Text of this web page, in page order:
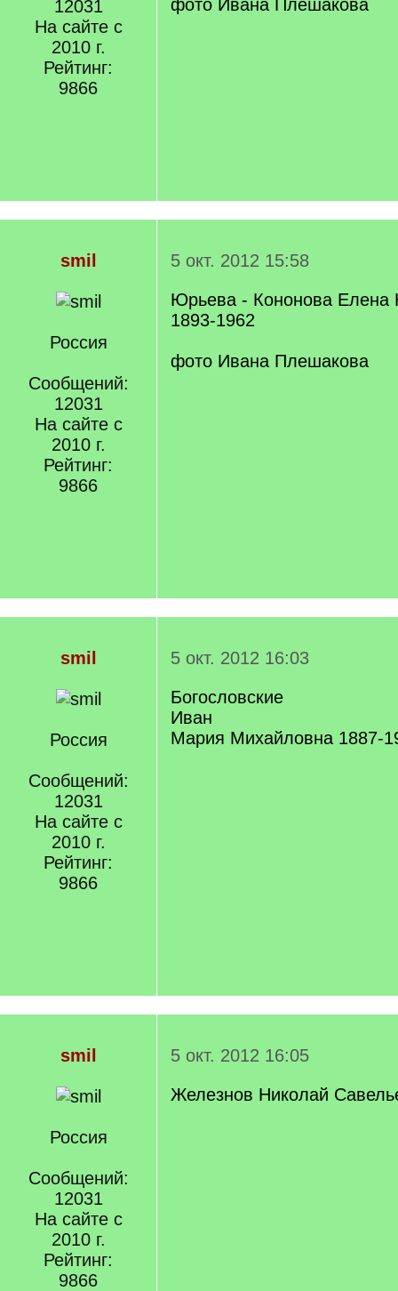
12031
На сайте с
2010 г.
Рейтинг:
9866
фото Ивана Плешакова
smil
Россия
Сообщений:
12031
На сайте с
2010 г.
Рейтинг:
9866
5 окт. 2012 15:58
Юрьева - Кононова Елена
1893-1962
фото Ивана Плешакова
smil
Россия
Сообщений:
12031
На сайте с
2010 г.
Рейтинг:
9866
5 окт. 2012 16:03
Богословские
Иван
Мария Михайловна 1887-
smil
Россия
Сообщений:
12031
На сайте с
2010 г.
Рейтинг:
9866
5 окт. 2012 16:05
Железнов Николай